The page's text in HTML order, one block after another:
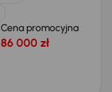
Cena promocyjna
86 000 zł